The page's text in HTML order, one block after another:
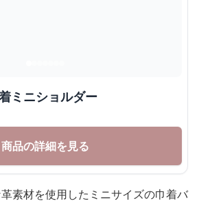
ミニショルダー
商品の詳細を見る
素材を使用したミニサイズの巾着バ